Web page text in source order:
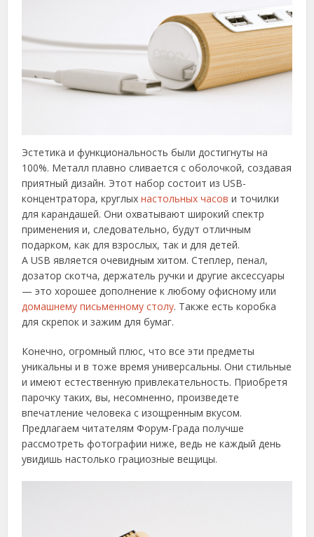
Эстетика и функциональность были достигнуты на
100%. Металл плавно сливается с оболочкой, создавая
приятный дизайн. Этот набор состоит из USB-
концентратора, круглыхнастольных часови точилки
для карандашей. Они охватывают широкий спектр
применения и, следовательно, будут отличным
подарком, как для взрослых, так и для детей.
А USB является очевидным хитом. Степлер, пенал,
дозатор скотча, держатель ручки и другие аксессуары
— это хорошее дополнение к любому офисному или
домашнему письменному столу. Также есть коробка
для скрепок и зажим для бумаг.
Конечно, огромный плюс, что все эти предметы
уникальны и в тоже время универсальны. Они стильные
и имеют естественную привлекательность. Приобретя
парочку таких, вы, несомненно, произведете
впечатление человека с изощренным вкусом.
Предлагаем читателям Форум-Града получше
рассмотреть фотографии ниже, ведь не каждый день
увидишь настолько грациозные вещицы.